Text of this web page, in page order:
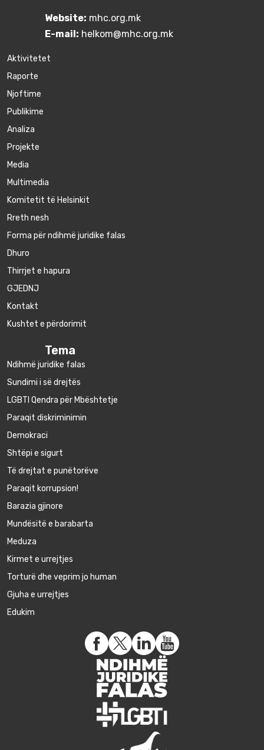
Website: mhc.org.mk
E-mail: helkom@mhc.org.mk
Aktivitetet
Raporte
Njoftime
Publikime
Аnaliza
Projekte
Media
Multimedia
Komitetit të Helsinkit
Rreth nesh
Forma për ndihmë juridike falas
Dhuro
Thirrjet e hapura
GJEDNJ
Kontakt
Kushtet e përdorimit
Tema
Ndihmë juridike falas
Sundimi i së drejtës
LGBTI Qendra për Mbështetje
Paraqit diskriminimin
Demokraci
Shtëpi e sigurt
Të drejtat e punëtorëve
Paraqit korrupsion!
Barazia gjinore
Mundësitë e barabarta
Meduza
Kirmet e urrejtjes
Torturë dhe veprim jo human
Gjuha e urrejtjes
Edukim